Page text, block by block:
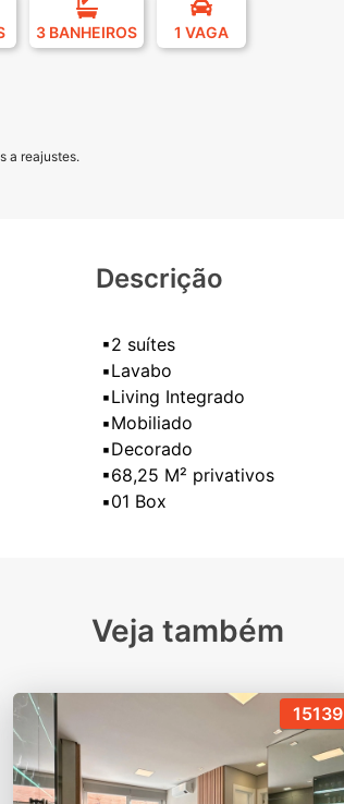
3 BANHEIROS 1 VAGA
a reajustes.
Descrição
▪2 suítes
▪️Lavabo
▪️Living Integrado
▪️Mobiliado
▪️Decorado
▪68,25 M² privativos
Veja também
15139